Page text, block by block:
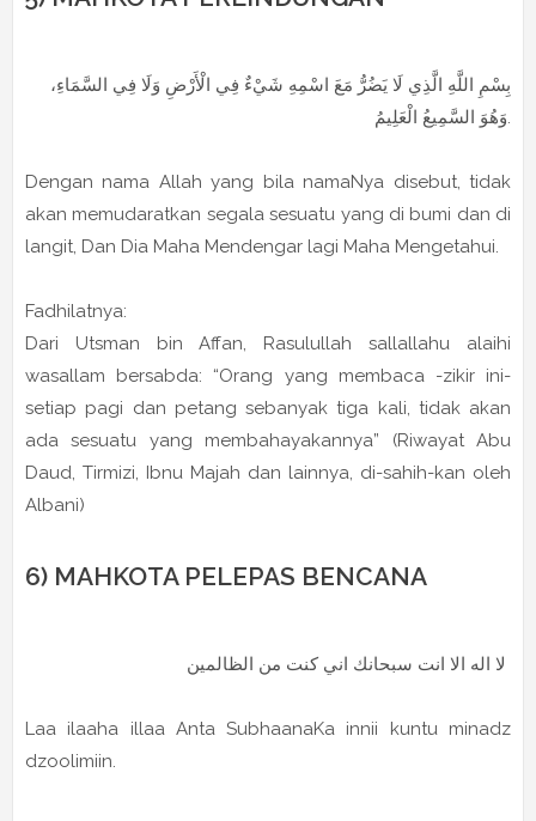
بِسْمِ اللَّهِ الَّذِي لَا يَضُرُّ مَعَ اسْمِهِ شَيْءٌ فِي الْأَرْضِ وَلَا فِي السَّمَاءِ،
وَهُوَ السَّمِيعُ الْعَلِيمُ.
Dengan nama Allah yang bila namaNya disebut, tidak
akan memudaratkan segala sesuatu yang di bumi dan di
langit, Dan Dia Maha Mendengar lagi Maha Mengetahui.
Fadhilatnya:
Dari Utsman bin Affan, Rasulullah sallallahu alaihi
wasallam bersabda: “Orang yang membaca -zikir ini-
setiap pagi dan petang sebanyak tiga kali, tidak akan
ada sesuatu yang membahayakannya” (Riwayat Abu
Daud, Tirmizi, Ibnu Majah dan lainnya, di-sahih-kan oleh
Albani)
6) MAHKOTA PELEPAS BENCANA
Laa ilaaha illaa Anta SubhaanaKa innii kuntu minadz
dzoolimiin.